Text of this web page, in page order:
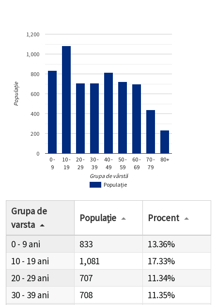
Populație
0 -
9
10 -
19
20 -
29
30 -
39
40 -
49
50 -
59
60 -
69
70 -
79
80+
0
200
400
600
800
1,000
1,200
Grupa de vârstă
Populație
Grupa de
varsta
Populație Procent
0 - 9 833
13.36%
10 - 19
1,081
17.33%
20 - 29
707
11.34%
30 - 39
708
11.35%